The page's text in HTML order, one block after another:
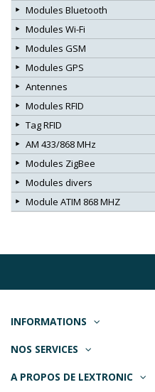
Modules Bluetooth
Modules Wi-Fi
Modules GSM
Modules GPS
Antennes
Modules RFID
Tag RFID
AM 433/868 MHz
Modules ZigBee
Modules divers
Module ATIM 868 MHZ
INFORMATIONS
NOS SERVICES
A PROPOS DE LEXTRONIC